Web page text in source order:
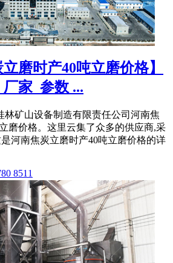
立磨时产40吨立磨价格】
家_参数 ...
林矿山设备制造有限责任公司河南焦
磨价格。这里云集了众多的供应商,采
河南焦炭立磨时产40吨立磨价格的详
8511